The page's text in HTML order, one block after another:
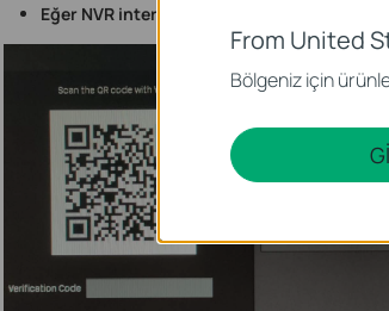
Eğer NVR internete bağlı değilse
From United
Bölgeniz için